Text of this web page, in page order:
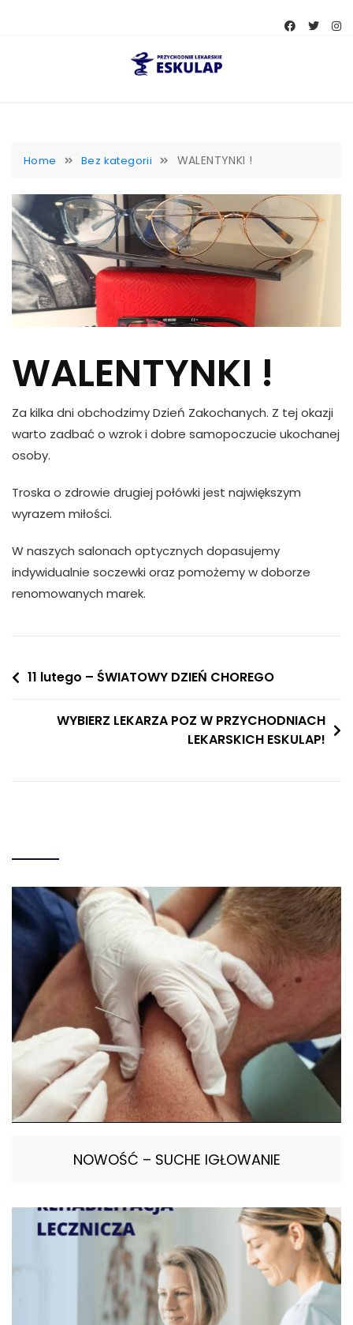
Home Bez kategorii WALENTYNKI !
WALENTYNKI !
Za kilka dni obchodzimy Dzień Zakochanych. Z tej okazji
warto zadbać o wzrok i dobre samopoczucie ukochanej
osoby.
Troska o zdrowie drugiej połówki jest największym
wyrazem miłości.
W naszych salonach optycznych dopasujemy
indywidualnie soczewki oraz pomożemy w doborze
renomowanych marek.
Nawigacja
wpisu
11 lutego – ŚWIATOWY DZIEŃ CHOREGO
WYBIERZ LEKARZA POZ W PRZYCHODNIACH
LEKARSKICH ESKULAP!
NOWOŚĆ – SUCHE IGŁOWANIE